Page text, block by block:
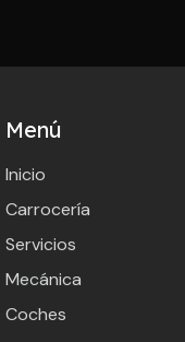
Menú
Inicio
Carrocería
Servicios
Mecánica
Coches